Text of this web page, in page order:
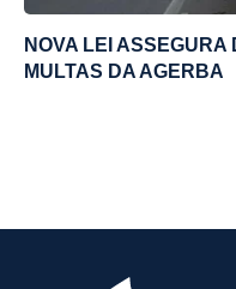
NOVA LEI ASSEGURA
MULTAS DA AGERBA